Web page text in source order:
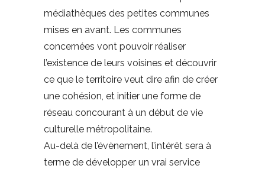
médiathèques des petites communes
mises en avant. Les communes
concernées vont pouvoir réaliser
l’existence de leurs voisines et découvrir
ce que le territoire veut dire afin de créer
une cohésion, et initier une forme de
réseau concourant à un début de vie
culturelle métropolitaine.
Au-delà de l’évènement, l’intérêt sera à
terme de développer un vrai service